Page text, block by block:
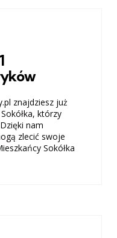
znajdziesz już
którzy
nam
zlecić swoje
Sokółka